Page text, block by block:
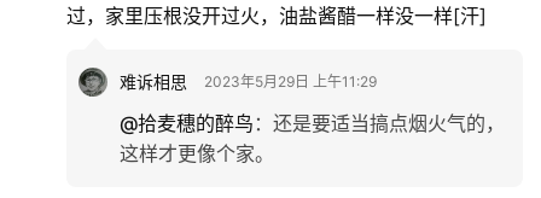
过，家里压根没开过火，油盐酱醋一样没一样[汗]
难诉相思 2023年5月29日 上午11:29
@拾麦穗的醉鸟 ： 还是要适当搞点烟火气的，
这样才更像个家。